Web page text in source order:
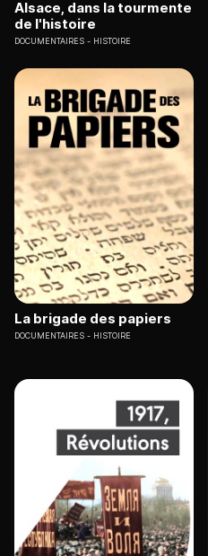
Alsace, dans la tourmente
de l'histoire
DOCUMENTAIRES HISTOIRE
La brigade des papiers
DOCUMENTAIRES HISTOIRE